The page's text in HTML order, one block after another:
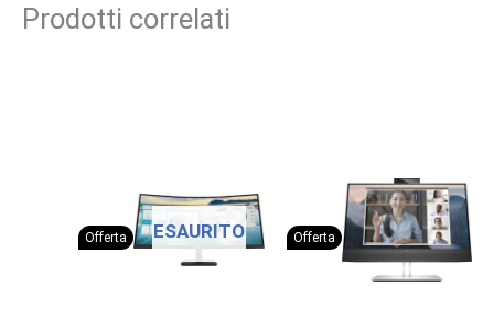
Prodotti correlati
Offerta ESAURITO Offerta